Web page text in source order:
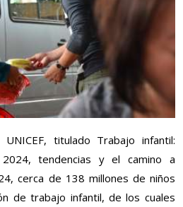
titulado Trabajo infantil:
2024, tendencias y el camino a
cerca de 138 millones de niños
de trabajo infantil, de los cuales